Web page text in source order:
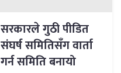
सरकारले गुठी पीडित
संघर्ष समितिसँग वार्ता
गर्न समिति बनायो